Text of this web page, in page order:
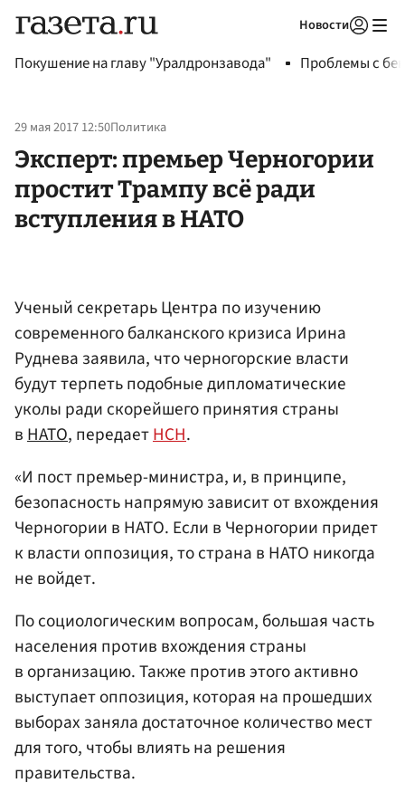
Новости
Покушение на главу "Уралдронзавода" Проблемы с
29 мая 2017 12:50Политика
Эксперт: премьер Черногории
простит Трампу всё ради
вступления в НАТО
Ученый секретарь Центра по изучению
современного балканского кризиса Ирина
Руднева заявила, что черногорские власти
будут терпеть подобные дипломатические
уколы ради скорейшего принятия страны
вНАТО, передаетНСН.
«И пост премьер-министра, и, в принципе,
безопасность напрямую зависит от вхождения
Черногории в НАТО. Если в Черногории придет
к власти оппозиция, то страна в НАТО никогда
не войдет.
По социологическим вопросам, большая часть
населения против вхождения страны
в организацию. Также против этого активно
выступает оппозиция, которая на прошедших
выборах заняла достаточное количество мест
для того, чтобы влиять на решения
правительства.